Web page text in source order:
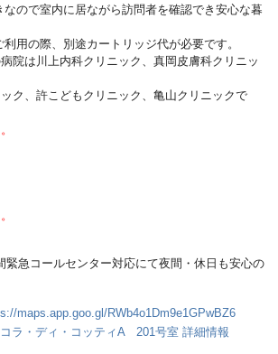
ので室内に居ながら訪問者を確認でき安心な暮
用の際、別途カートリッジ代が必要です。
院は川上内科クリニック、真岡皮膚科クリニッ
ク、許こどもクリニック、亀山クリニックで
ルセンター対応にて夜間・休日も安心の
maps.app.goo.gl/RWb4o1Dm9e1GPwBZ6
ラ・ディ・コッティA 201号室 詳細情報